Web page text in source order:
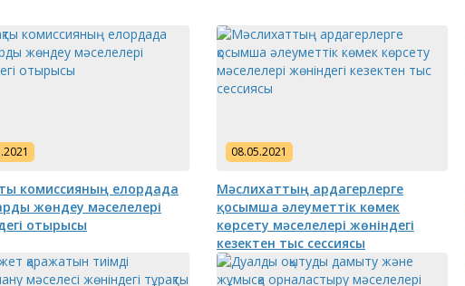
комиссияның елордада
жөндеу мәселелері
отырысы
08.05.2021
Мәслихаттың ардагерлерге
қосымша әлеуметтік көмек
көрсету мәселелері жөніндегі
кезектен тыс сессиясы